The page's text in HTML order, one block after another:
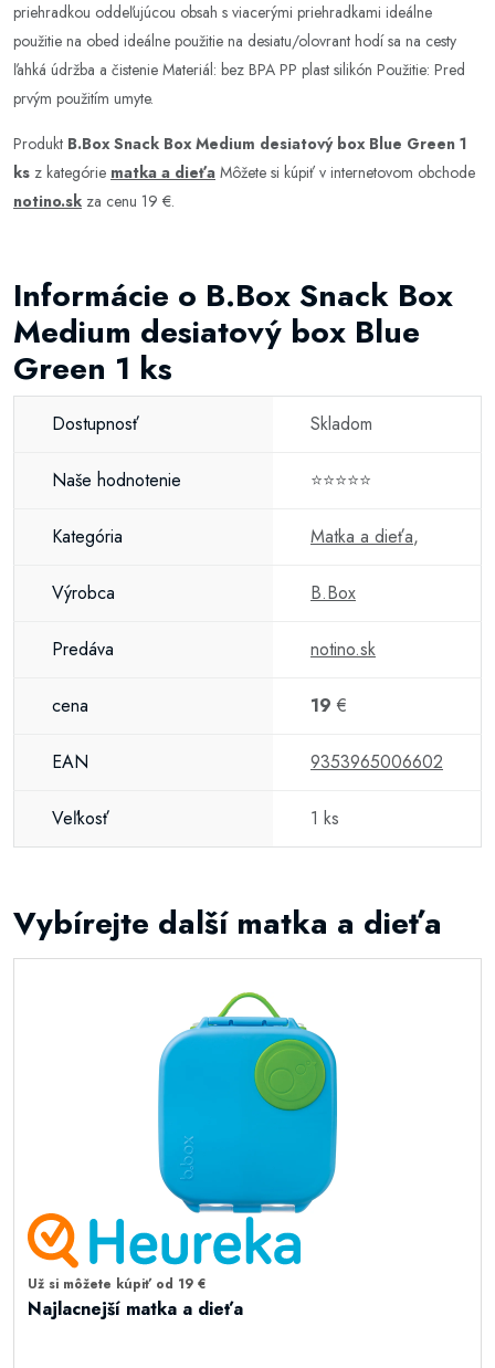
priehradkou oddeľujúcou obsah s viacerými priehradkami ideálne
použitie na obed ideálne použitie na desiatu/olovrant hodí sa na cesty
ľahká údržba a čistenie Materiál: bez BPA PP plast silikón Použitie: Pred
prvým použitím umyte.
Produkt B.Box Snack Box Medium desiatový box Blue Green 1
ks z kategórie matka a dieťa Môžete si kúpiť v internetovom obchode
notino.sk za cenu 19 €.
Informácie o B.Box Snack Box
Medium desiatový box Blue
Green 1 ks
Dostupnosť Skladom
Naše hodnotenie ⭐⭐⭐⭐⭐
Kategória Matka a dieťa,
Výrobca B.Box
Predáva notino.sk
cena 19 €
EAN 9353965006602
Veľkosť 1 ks
Vybírejte další matka a dieťa
Už si môžete kúpiť od 19 €
Najlacnejší matka a dieťa